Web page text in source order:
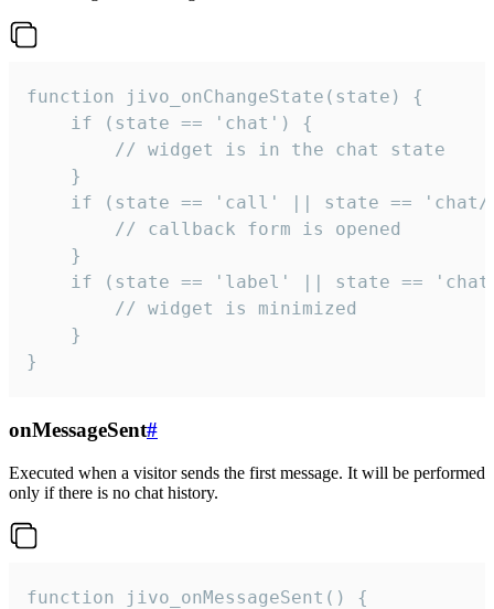
function jivo_onChangeState(state) {
    if (state == 'chat') {
        // widget is in the chat state
    }
if (state == 'call' || state ==
        // callback form is opened
    }
if (state == 'label' || state ==
        // widget is minimized
    }
}
onMessageSent#
Executed when a visitor sends the first message. It will be performed
only if there is no chat history.
function jivo_onMessageSent() {